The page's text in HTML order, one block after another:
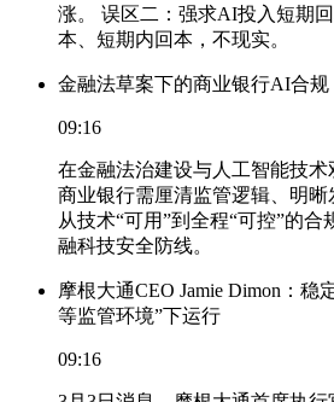
涨。 误区二：强求AI投入短期
本、短期内回本，不现实。
金融法草案下的商业银行AI合规
09:16
在金融法治建设与人工智能技术
商业银行需厘清监管逻辑、明
从技术“可用”到全程“可控”的合
融科技安全防线。
摩根大通CEO Jamie Dimon：稳
等监管环境”下运行
09:16